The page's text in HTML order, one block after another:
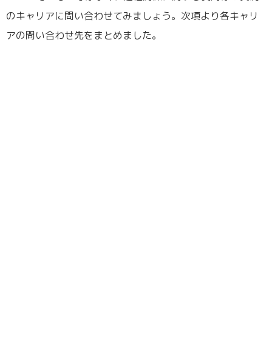
のキャリアに問い合わせてみましょう。次項より各キャリ
アの問い合わせ先をまとめました。